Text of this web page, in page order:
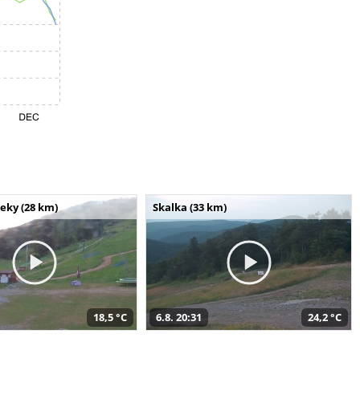
(28 km)
18,5 °C
Skalka (33 km)
6.8. 20:31 24,2 °C